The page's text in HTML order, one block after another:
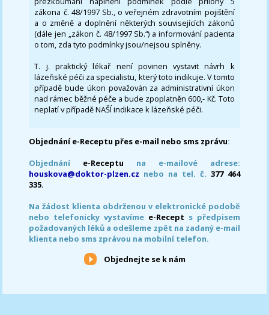
zákona č. 48/1997 Sb., o veřejném zdravotním pojištění
a o změně a doplnění některých souvisejících zákonů
(dále jen „zákon č. 48/1997 Sb.“) a informování pacienta
o tom, zda tyto podmínky jsou/nejsou splněny.
T. j. praktický lékař není povinen vystavit návrh k
lázeňské péči za specialistu, který toto indikuje. V tomto
případě bude úkon považován za administrativní úkon
nad rámec běžné péče a bude zpoplatněn 600,- Kč. Toto
neplatí v případě NAŠÍ indikace k lázeňské péči.
Objednání e-Receptu přes e-mail nebo sms zprávu:
Objednání e-Receptu na e-mailové adrese:
houskova@doktor-plzen.cz nebo na tel. č. 377 464
335.
Na žádost klienta obdrženou v elektronické podobě
nebo telefonicky vystavíme e-Recept s předpisem
požadovaných léků a odešleme zpět na zadaný e-mail
klienta nebo sms zprávou na mobilní telefon.
Objednejte se k nám